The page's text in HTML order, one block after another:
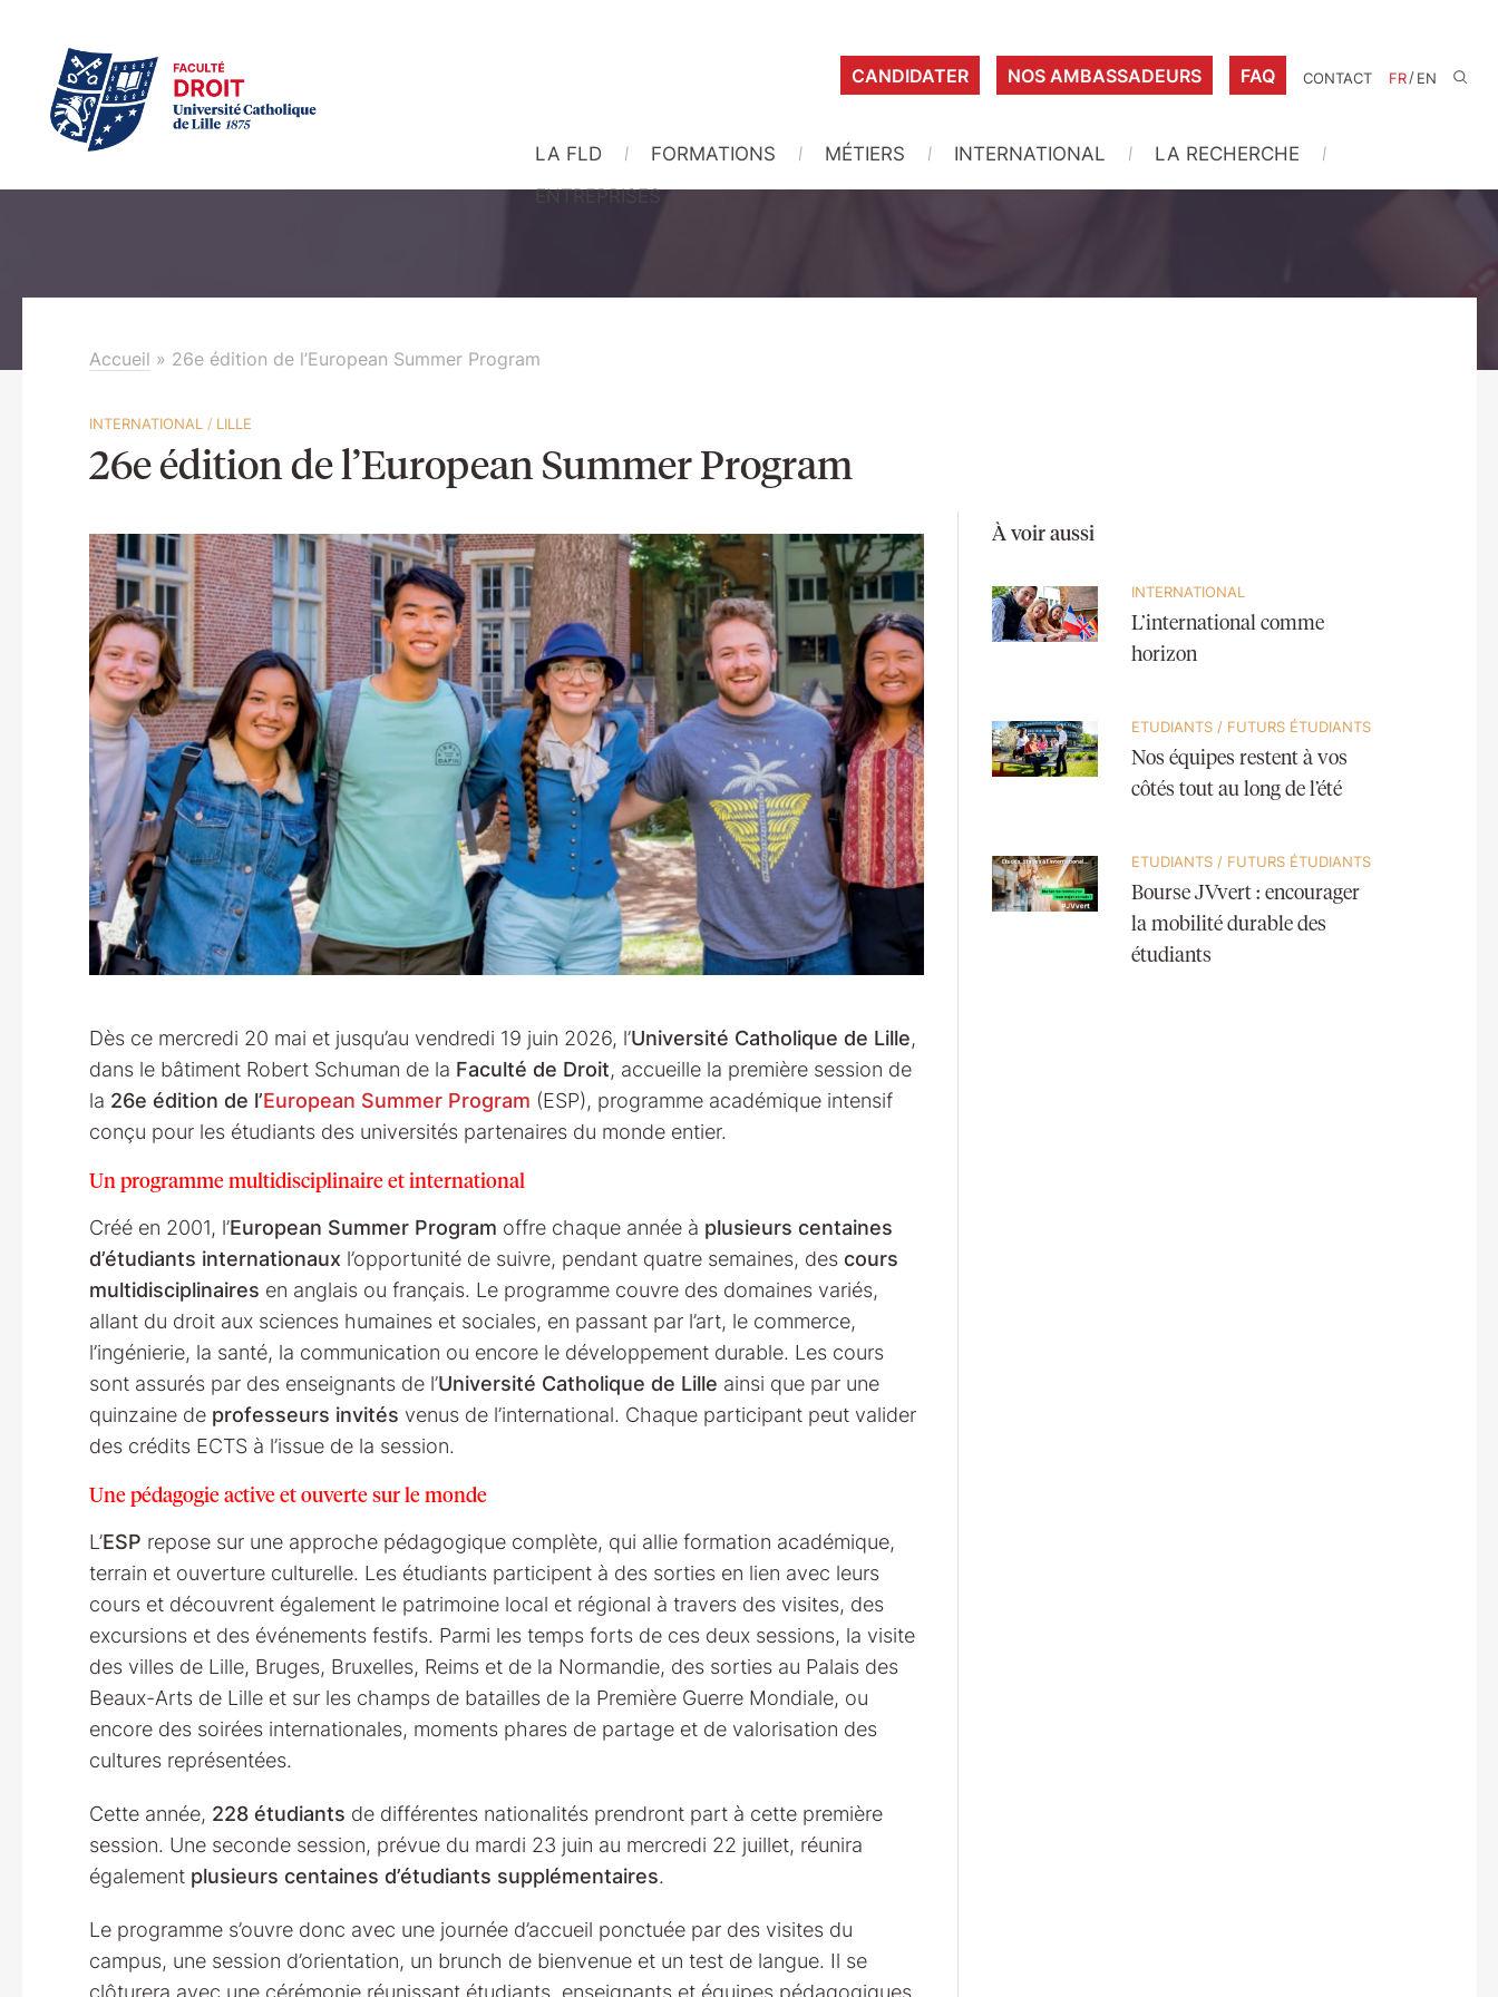
CANDIDATER NOS AMBASSADEURS FAQ CONTACT FR/EN
LA FLD FORMATIONS MÉTIERS INTERNATIONAL
LA RECHERCHE
ENTREPRISES
Accueil » 26e édition de l’European Summer Program
INTERNATIONAL / LILLE
26e édition de l’European Summer Program
Dès ce mercredi 20 mai et jusqu’au vendredi 19 juin 2026, l’Université Catholique de Lille,
dans le bâtiment Robert Schuman de la Faculté de Droit, accueille la première session de
la 26e édition de l’European Summer Program (ESP), programme académique intensif
conçu pour les étudiants des universités partenaires du monde entier.
Un programme multidisciplinaire et international
Créé en 2001, l’European Summer Program offre chaque année à plusieurs centaines
d’étudiants internationaux l’opportunité de suivre, pendant quatre semaines, des cours
multidisciplinaires en anglais ou français. Le programme couvre des domaines variés,
allant du droit aux sciences humaines et sociales, en passant par l’art, le commerce,
l’ingénierie, la santé, la communication ou encore le développement durable. Les cours
sont assurés par des enseignants de l’Université Catholique de Lille ainsi que par une
quinzaine de professeurs invités venus de l’international. Chaque participant peut valider
des crédits ECTS à l’issue de la session.
Une pédagogie active et ouverte sur le monde
L’ESP repose sur une approche pédagogique complète, qui allie formation académique,
terrain et ouverture culturelle. Les étudiants participent à des sorties en lien avec leurs
cours et découvrent également le patrimoine local et régional à travers des visites, des
excursions et des événements festifs. Parmi les temps forts de ces deux sessions, la visite
des villes de Lille, Bruges, Bruxelles, Reims et de la Normandie, des sorties au Palais des
Beaux-Arts de Lille et sur les champs de batailles de la Première Guerre Mondiale, ou
encore des soirées internationales, moments phares de partage et de valorisation des
cultures représentées.
Cette année, 228 étudiants de différentes nationalités prendront part à cette première
session. Une seconde session, prévue du mardi 23 juin au mercredi 22 juillet, réunira
également plusieurs centaines d’étudiants supplémentaires.
Le programme s’ouvre donc avec une journée d’accueil ponctuée par des visites du
campus, une session d’orientation, un brunch de bienvenue et un test de langue. Il se
clôturera avec une cérémonie réunissant étudiants, enseignants et équipes pédagogiques.
À voir aussi
INTERNATIONAL
L’international comme
horizon
ETUDIANTS/ FUTURS ÉTUDIANTS
Nos équipes restent à vos
côtés tout au long de l’été
ETUDIANTS/ FUTURS ÉTUDIANTS
Bourse JVvert : encourager
la mobilité durable des
étudiants